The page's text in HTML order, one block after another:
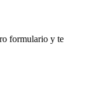
formulario y te